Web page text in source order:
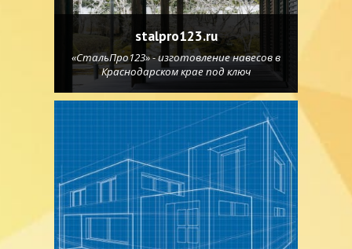
stalpro123.ru
«СтальПро123» - изготовление навесов в
Краснодарском крае под ключ